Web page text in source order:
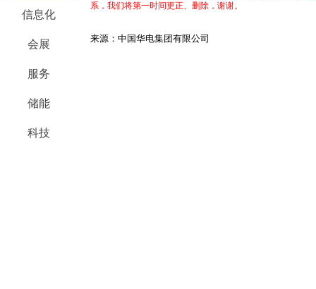
信息化
会展
服务
储能
科技
系，我们将第一时间更正、删除，谢谢。
来源：中国华电集团有限公司